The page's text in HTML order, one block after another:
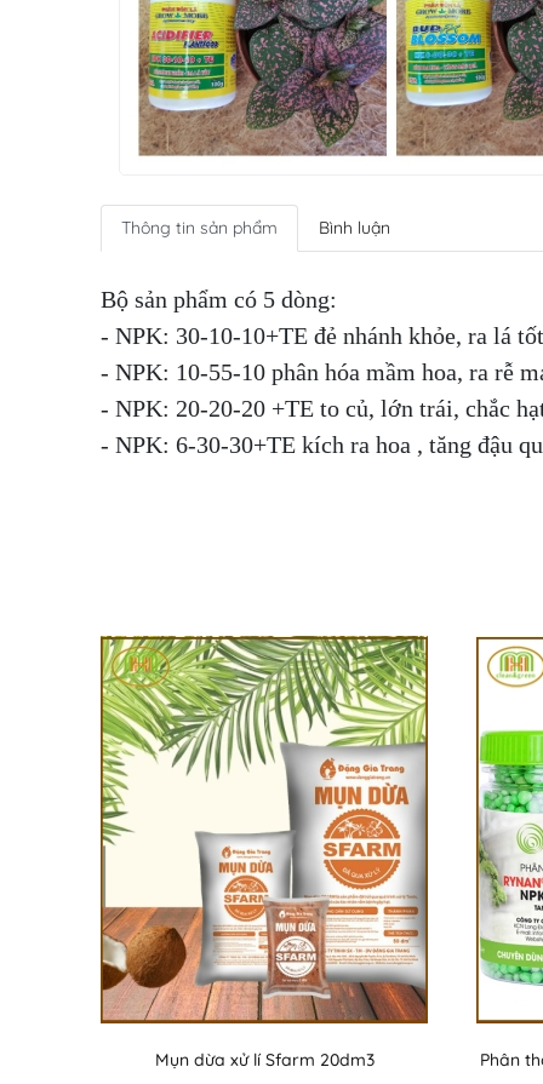
Thông tin sản phẩm Bình luận
Bộ sản phẩm có 5 dòng:
- NPK: 30-10-10+TE đẻ nhánh khỏe, ra lá tốt
- NPK: 10-55-10 phân hóa mầm hoa, ra rễ
- NPK: 20-20-20 +TE to củ, lớn trái, chắc
- NPK: 6-30-30+TE kích ra hoa , tăng đậu
Mụn dừa xử lí Sfarm 20dm3
Phân